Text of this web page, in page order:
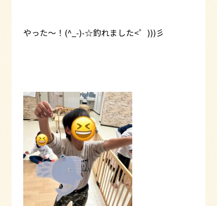
やった～！(^_-)-☆釣れました<゜)))彡